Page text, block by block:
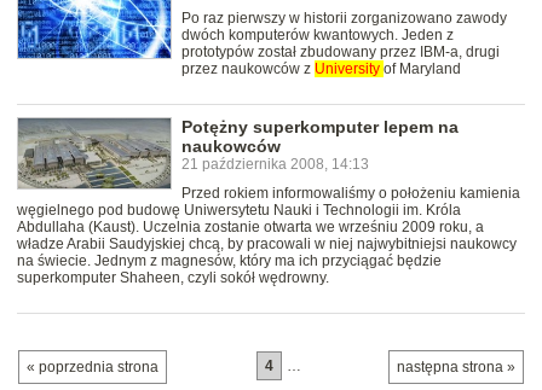
Po raz pierwszy w historii zorganizowano zawody
dwóch komputerów kwantowych. Jeden z
prototypów został zbudowany przez IBM-a, drugi
przez naukowców z University of Maryland
Potężny superkomputer lepem na
naukowców
21 października 2008, 14:13
Przed rokiem informowaliśmy o położeniu kamienia
węgielnego pod budowę Uniwersytetu Nauki i Technologii im. Króla
Abdullaha (Kaust). Uczelnia zostanie otwarta we wrześniu 2009 roku, a
władze Arabii Saudyjskiej chcą, by pracowali w niej najwybitniejsi naukowcy
na świecie. Jednym z magnesów, który ma ich przyciągać będzie
superkomputer Shaheen, czyli sokół wędrowny.
« poprzednia strona następna strona »
4 …